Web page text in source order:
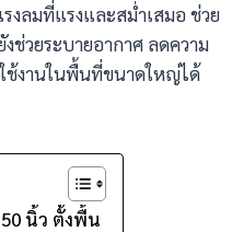
งลมที่แรงและสม่ำเสมอ ช่วย
วยระบายอากาศ ลดความ
ช้งานในพื้นที่ขนาดใหญ่ได้
นิ้ว ตั้งพื้น